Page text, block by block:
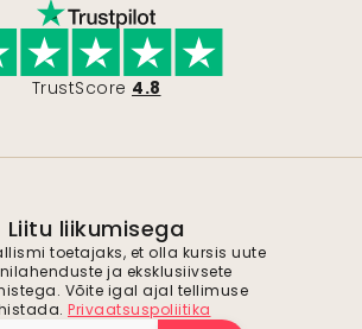
TrustScore 4.8
Liitu liikumisega
toetajaks, et olla kursis uute
ja eksklusiivsete
Võite igal ajal tellimuse
Privaatsuspoliitika